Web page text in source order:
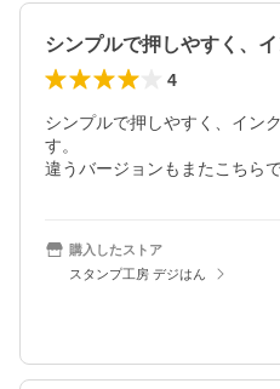
4
シンプルで押しやすく、イン
す。
違うバージョンもまたこちら
購入したストア
スタンプ工房 デジはん